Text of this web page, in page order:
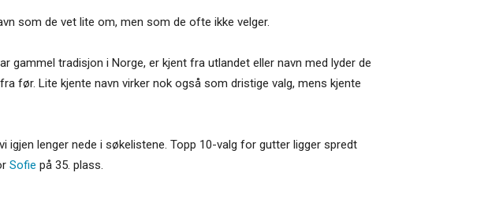
som de vet lite om, men som de ofte ikke velger.
gammel tradisjon i Norge, er kjent fra utlandet eller navn med lyder de
før. Lite kjente navn virker nok også som dristige valg, mens kjente
igjen lenger nede i søkelistene. Topp 10-valg for gutter ligger spredt
Sofie på 35. plass.